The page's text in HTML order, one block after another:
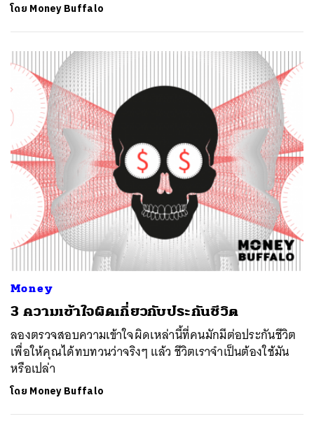
โดย Money Buffalo
Money
3 ความเข้าใจผิดเกี่ยวกับประกันชีวิต
ลองตรวจสอบความเข้าใจผิดเหล่านี้ที่คนมักมีต่อประกันชีวิต
เพื่อให้คุณได้ทบทวนว่าจริงๆ แล้ว ชีวิตเราจำเป็นต้องใช้มัน
หรือเปล่า
โดย Money Buffalo